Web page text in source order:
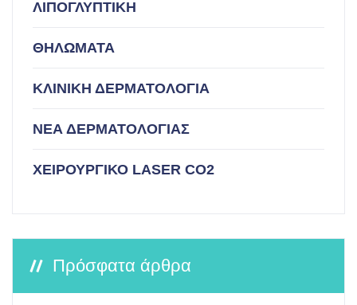
ΛΙΠΟΓΛΥΠΤΙΚΗ
ΘΗΛΩΜΑΤΑ
ΚΛΙΝΙΚΗ ΔΕΡΜΑΤΟΛΟΓΙΑ
ΝΕΑ ΔΕΡΜΑΤΟΛΟΓΙΑΣ
ΧΕΙΡΟΥΡΓΙΚΟ LASER CO2
Πρόσφατα άρθρα